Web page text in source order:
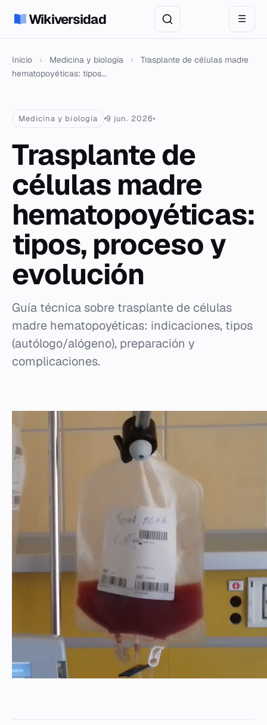
Wikiversidad ☰
Inicio › Medicina y biología ›
Trasplante de células madre
hematopoyéticas: tipos...
Medicina y biología 9 jun. 2026
Trasplante de
células madre
hematopoyéticas:
tipos, proceso y
evolución
Guía técnica sobre trasplante de células
madre hematopoyéticas: indicaciones, tipos
(autólogo/alógeno), preparación y
complicaciones.